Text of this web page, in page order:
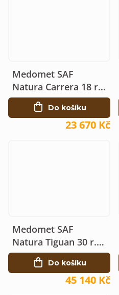
Medomet SAF
Natura Carrera 18 r.
elektrický 230V Ø64
23 670 Kč
Do košíku
Medomet SAF
Natura Tiguan 30 r.
elektrický 230V Ø80
45 140 Kč
Do košíku